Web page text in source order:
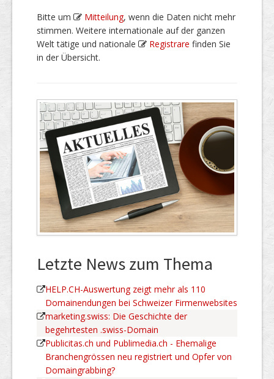
Bitte um Mitteilung, wenn die Daten nicht mehr
stimmen. Weitere internationale auf der ganzen
Welt tätige und nationale
Registrare finden Sie
in der Übersicht.
Letzte News zum Thema
HELP.CH-Auswertung zeigt mehr als 110
Domainendungen bei Schweizer Firmenwebsites
marketing.swiss: Die Geschichte der
begehrtesten .swiss-Domain
Publicitas.ch und Publimedia.ch - Ehemalige
Branchengrössen neu registriert und Opfer von
Domaingrabbing?